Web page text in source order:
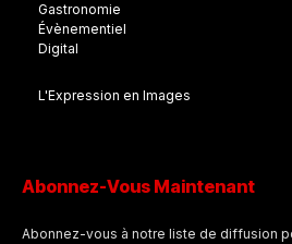
Gastronomie
Évènementiel
Digital
L'Expression en Images
Abonnez-Vous Maintenant
Abonnez-vous à notre liste de diffusion